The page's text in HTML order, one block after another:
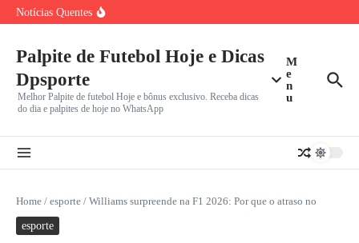
Ir para o conteúdo
Notícias Quentes
Crise no ataque: Arsenal, após ‘perder’ Vinicius Jr. para o
Vini Jr. ignora Arsenal e escolhe Real Madrid: Por que
Palpite de Futebol Hoje e Dicas
Dpsporte
Melhor Palpite de futebol Hoje e bônus exclusivo. Receba dicas
do dia e palpites de hoje no WhatsApp
M
e
n
u
Home / esporte / Williams surpreende na F1 2026: Por que o atraso no
esporte